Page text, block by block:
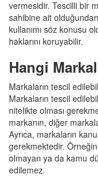
vermesidir. Tescilli bir
sahibine ait
kullanımı söz konusu
haklarını koruyabilir.
Hangi
Markaların tescil
Markaların tescil
nitelikte olması
markanın, diğer
Ayrıca, markaların
gerekmektedir.
olmayan ya da kamu
edilemez.